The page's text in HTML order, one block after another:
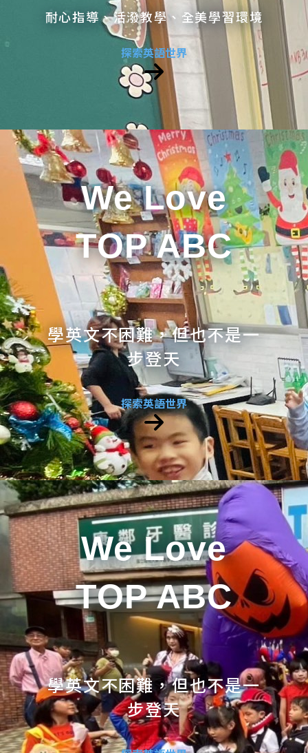
耐心指導、活潑教學、全美學習環境
探索英語世界
We Love
TOP ABC
學英文不困難，但也不是一
步登天
探索英語世界
We Love
TOP ABC
學英文不困難，但也不是一
步登天